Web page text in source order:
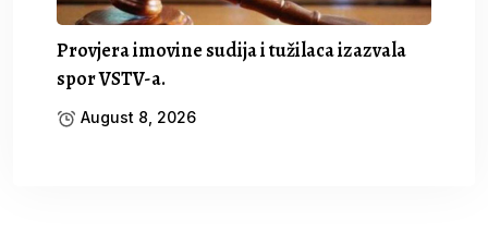
Provjera imovine sudija i tužilaca izazvala
spor VSTV-a.
August 8, 2026